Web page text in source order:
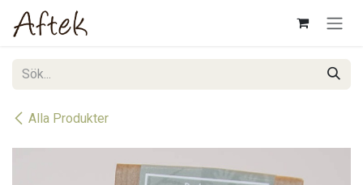
Hoppa till innehåll
Alla Produkter